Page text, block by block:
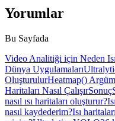
Yorumlar
Bu Sayfada
Video Analitiği için Neden
Dünya Uygulamaları
OluşturulurHeatmap()
Haritaları Nasıl ÇalışırSonuç
nasıl ısı haritaları oluşturur?
nasıl kaydederim?Isı